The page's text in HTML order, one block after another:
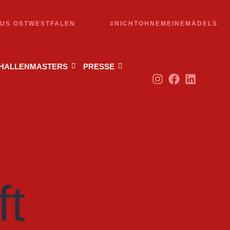
OSTWESTFALEN #NICHTOHNEMEINEMÄDELS
PRESSE